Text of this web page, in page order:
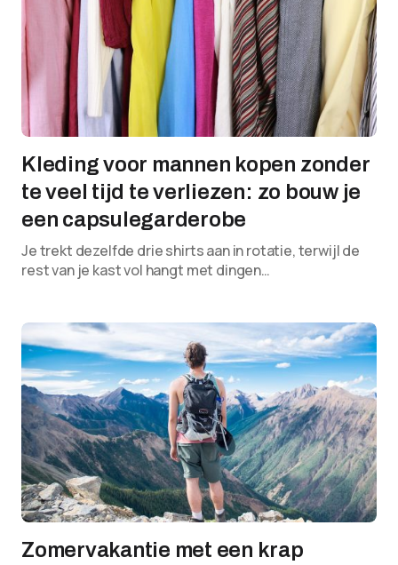
Kleding voor mannen kopen zonder
te veel tijd te verliezen: zo bouw je
een capsulegarderobe
Je trekt dezelfde drie shirts aan in rotatie, terwijl de
rest van je kast vol hangt met dingen…
Zomervakantie met een krap